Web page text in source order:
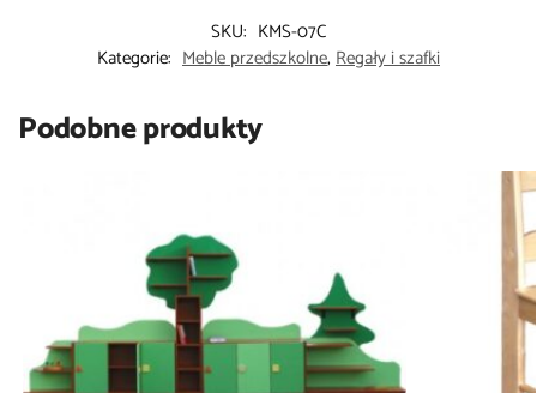
SKU: KMS-07C
Kategorie: Meble przedszkolne, Regały i szafki
Podobne produkty